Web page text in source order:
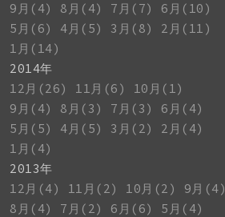
9月(4)
8月(4) 7月(7)
6月(10)
5月(6)
4月(5) 3月(8)
2月(11)
1月(14)
2014年
12月(26)
11月(6)
10月(1)
9月(4)
8月(3) 7月(3)
6月(4)
5月(5)
4月(5) 3月(2)
2月(4)
1月(4)
2013年
12月(4)
11月(2) 10月(2)
9月(4)
8月(4)
7月(2) 6月(6)
5月(4)